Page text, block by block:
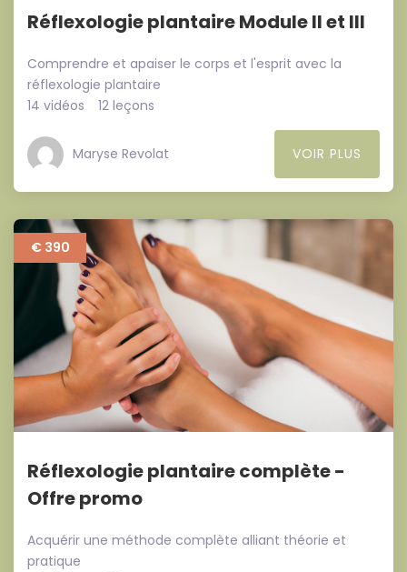
Réflexologie plantaire Module II et III
Comprendre et apaiser le corps et l'esprit avec la
réflexologie plantaire
14 vidéos
12 leçons
Maryse Revolat VOIR PLUS
€ 390
Réflexologie plantaire complète -
Offre promo
Acquérir une méthode complète alliant théorie et
pratique